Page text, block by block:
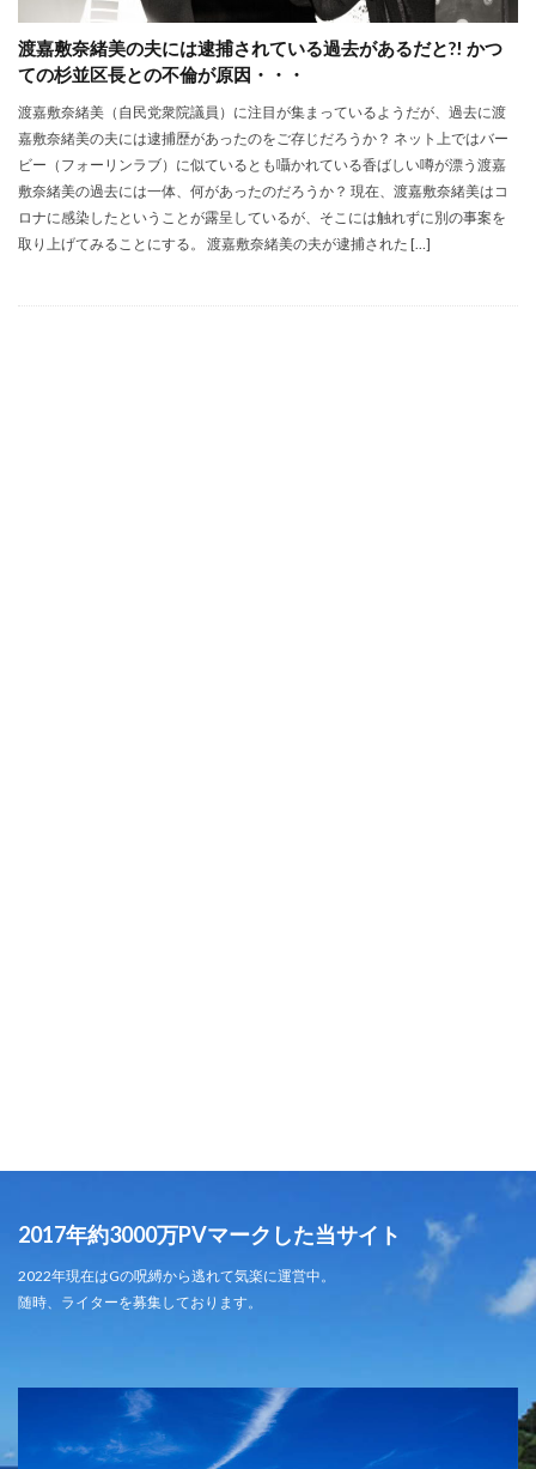
渡嘉敷奈緒美の夫には逮捕されている過去があるだと?! かつ
ての杉並区長との不倫が原因・・・
渡嘉敷奈緒美（自民党衆院議員）に注目が集まっているようだが、過去に渡
嘉敷奈緒美の夫には逮捕歴があったのをご存じだろうか？ ネット上ではバー
ビー（フォーリンラブ）に似ているとも囁かれている香ばしい噂が漂う渡嘉
敷奈緒美の過去には一体、何があったのだろうか？ 現在、渡嘉敷奈緒美はコ
ロナに感染したということが露呈しているが、そこには触れずに別の事案を
取り上げてみることにする。 渡嘉敷奈緒美の夫が逮捕された […]
2017年約3000万PVマークした当サイト
2022年現在はGの呪縛から逃れて気楽に運営中。
随時、ライターを募集しております。